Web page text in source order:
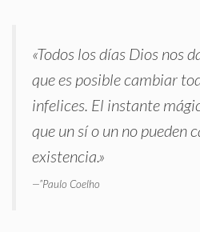
«Todos los días Dios nos
que es posible cambiar
infelices El instante
que un sí o un no pueden
existencia.»
—”Paulo Coelho